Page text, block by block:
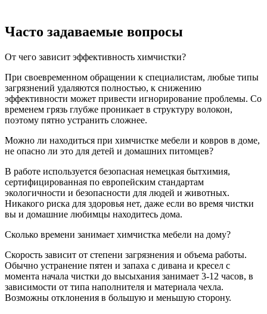
Часто задаваемые вопросы
От чего зависит эффективность химчистки?
При своевременном обращении к специалистам, любые типы
загрязнений удаляются полностью, к снижению
эффективности может привести игнорирование проблемы. Со
временем грязь глубже проникает в структуру волокон,
поэтому пятно устранить сложнее.
Можно ли находиться при химчистке мебели и ковров в доме,
не опасно ли это для детей и домашних питомцев?
В работе используется безопасная немецкая бытхимия,
сертифицированная по европейским стандартам
экологичности и безопасности для людей и животных.
Никакого риска для здоровья нет, даже если во время чистки
вы и домашние любимцы находитесь дома.
Сколько времени занимает химчистка мебели на дому?
Скорость зависит от степени загрязнения и объема работы.
Обычно устранение пятен и запаха с дивана и кресел с
момента начала чистки до высыхания занимает 3-12 часов, в
зависимости от типа наполнителя и материала чехла.
Возможны отклонения в большую и меньшую сторону.